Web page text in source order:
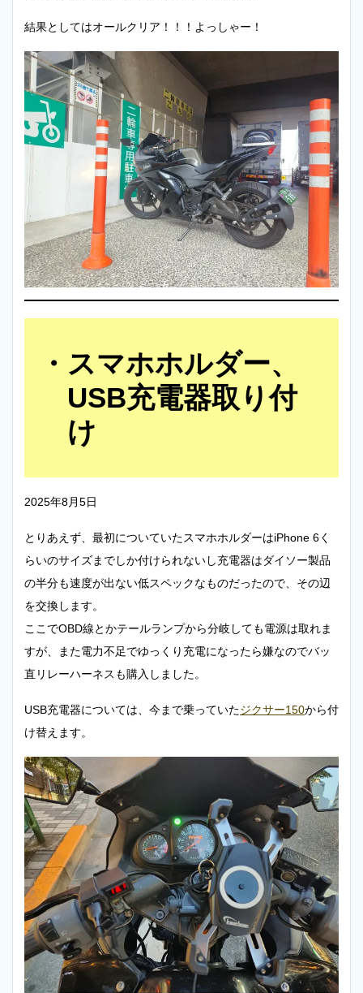
結果としてはオールクリア！！！よっしゃー！
スマホホルダー、
USB充電器取り付
け
2025年8月5日
とりあえず、最初についていたスマホホルダーはiPhone 6く
らいのサイズまでしか付けられないし充電器はダイソー製品
の半分も速度が出ない低スペックなものだったので、その辺
を交換します。
ここでOBD線とかテールランプから分岐しても電源は取れま
すが、また電力不足でゆっくり充電になったら嫌なのでバッ
直リレーハーネスも購入しました。
USB充電器については、今まで乗っていたジクサー150から付
け替えます。